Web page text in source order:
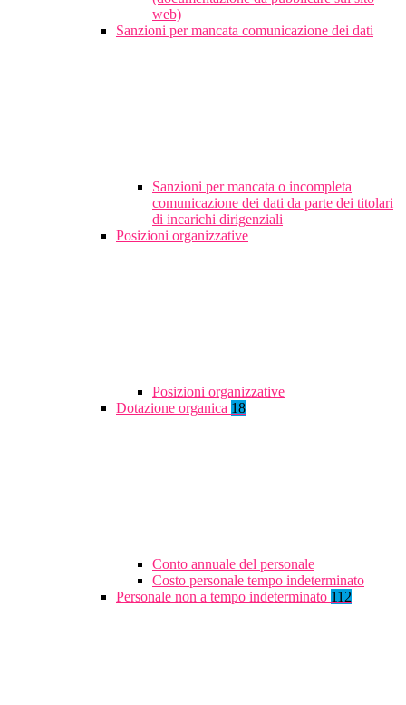
web)
Sanzioni per mancata comunicazione dei dati
Sanzioni per mancata o incompleta
comunicazione dei dati da parte dei titolari
di incarichi dirigenziali
Posizioni organizzative
Posizioni organizzative
Dotazione organica 18
Conto annuale del personale
Costo personale tempo indeterminato
Personale non a tempo indeterminato 112